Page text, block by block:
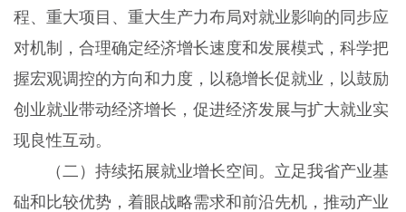
程、重大项目、重大生产力布局对就业影响的同步应
对机制，合理确定经济增长速度和发展模式，科学把
握宏观调控的方向和力度，以稳增长促就业，以鼓励
创业就业带动经济增长，促进经济发展与扩大就业实
现良性互动。
（二）持续拓展就业增长空间。立足我省产业基
础和比较优势，着眼战略需求和前沿先机，推动产业